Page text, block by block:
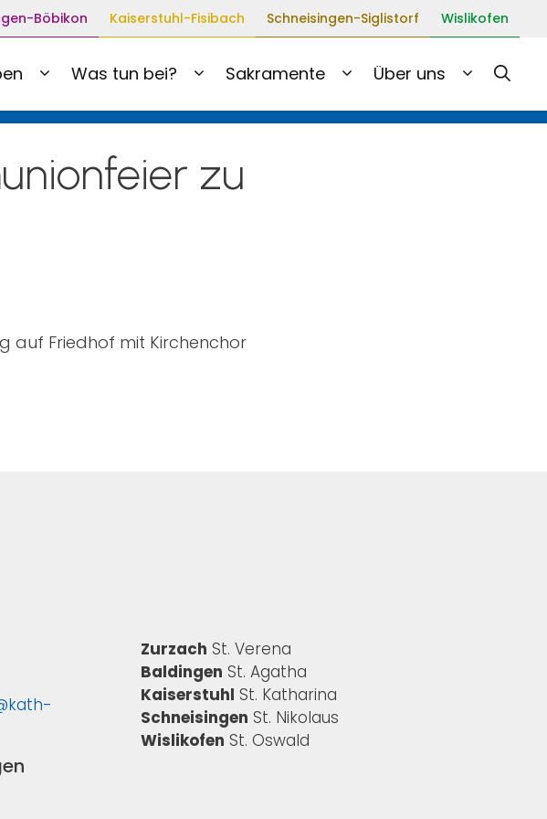
Böbikon Kaiserstuhl-Fisibach Schneisingen-Siglistorf Wislikofen
Was tun bei? Sakramente Über uns
zu
auf Friedhof mit Kirchenchor
Zurzach St. Verena
Baldingen St. Agatha
Kaiserstuhl St. Katharina
Schneisingen St. Nikolaus
Wislikofen St. Oswald